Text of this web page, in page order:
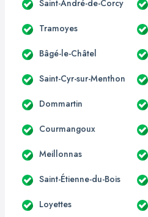
Saint-André-de-Corcy
Tramoyes
Bâgé-le-Châtel
Saint-Cyr-sur-Menthon
Dommartin
Courmangoux
Meillonnas
Saint-Étienne-du-Bois
Loyettes